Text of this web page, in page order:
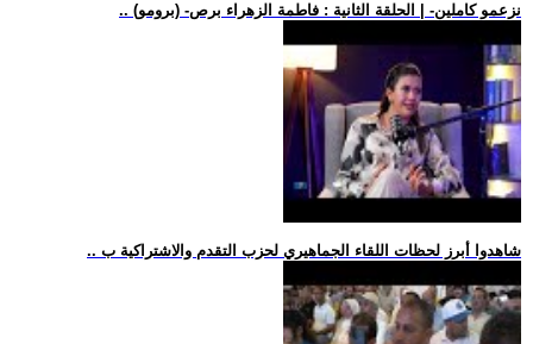
.. (برومو) -نزعمو كاملين- | الحلقة الثانية : فاطمة الزهراء برص
.. شاهدوا أبرز لحظات اللقاء الجماهيري لحزب التقدم والاشتراكية ب